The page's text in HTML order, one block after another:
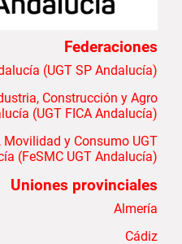
Federaciones
(UGT SP Andalucía)
Construcción y Agro
(UGT FICA Andalucía)
Movilidad y Consumo UGT
(FeSMC UGT Andalucía)
Uniones provinciales
Almería
Cádiz